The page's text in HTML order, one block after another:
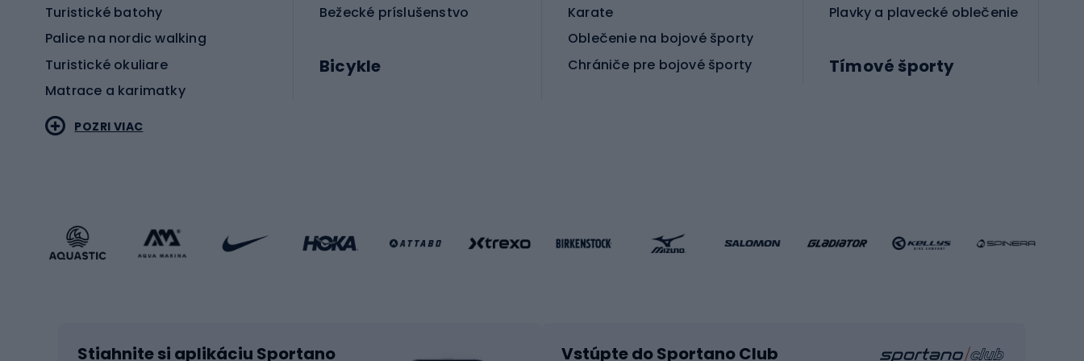
situácii na vode.
Turistické batohy
Palice na nordic walking
Turistické okuliare
Matrace a karimatky
Príslušenstvo v športovom štýle
Beh na lyžiach
Bežecké príslušenstvo
Bicykle
Bicykle pre deti
Tašky na bicykel
Karate
Oblečenie na bojové športy
Chrániče pre bojové športy
Inline korčule
Plavky a plavecké oblečenie
Tímové športy
Basketbalové oblečenie
Posilňovacie zariadenie
POZRI VIAC
Stiahnite si aplikáciu Sportano Vstúpte do Sportano Club